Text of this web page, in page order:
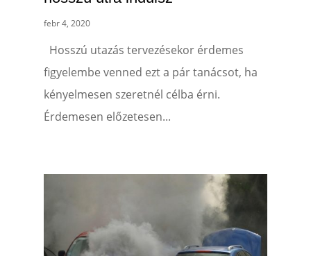
febr 4, 2020
Hosszú utazás tervezésekor érdemes
figyelembe venned ezt a pár tanácsot, ha
kényelmesen szeretnél célba érni.
Érdemesen előzetesen...